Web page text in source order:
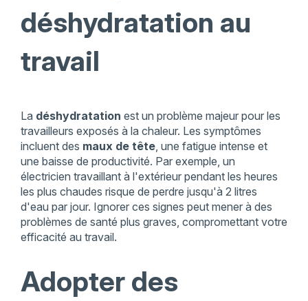
déshydratation au
travail
La déshydratation est un problème majeur pour les
travailleurs exposés à la chaleur. Les symptômes
incluent des maux de tête, une fatigue intense et
une baisse de productivité. Par exemple, un
électricien travaillant à l'extérieur pendant les heures
les plus chaudes risque de perdre jusqu'à 2 litres
d'eau par jour. Ignorer ces signes peut mener à des
problèmes de santé plus graves, compromettant votre
efficacité au travail.
Adopter des